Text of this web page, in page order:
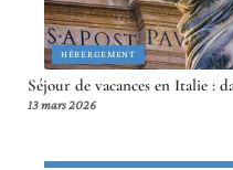
HÉBERGEMENT
Séjour de vacances en Italie :
13 mars 2026